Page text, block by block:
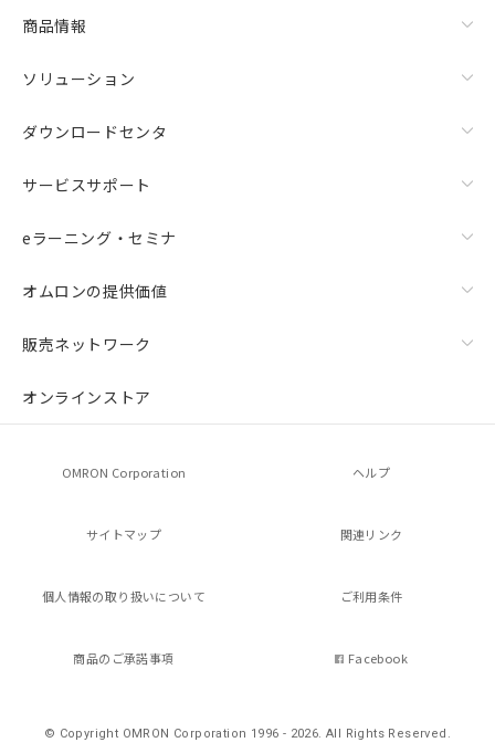
商品情報
ソリューション
ダウンロードセンタ
サービスサポート
eラーニング・セミナ
オムロンの提供価値
販売ネットワーク
オンラインストア
OMRON Corporation ヘルプ
サイトマップ 関連リンク
個人情報の取り扱いについて ご利用条件
商品のご承諾事項 Facebook
© Copyright OMRON Corporation 1996 - 2026.All Rights Reserved.
の共同利用に関して"